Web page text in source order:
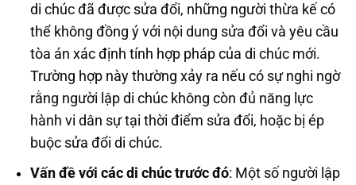
di chúc đã được sửa đổi, những người thừa kế có
thể không đồng ý với nội dung sửa đổi và yêu cầu
tòa án xác định tính hợp pháp của di chúc mới.
Trường hợp này thường xảy ra nếu có sự nghi ngờ
rằng người lập di chúc không còn đủ năng lực
hành vi dân sự tại thời điểm sửa đổi, hoặc bị ép
buộc sửa đổi di chúc.
Vấn đề với các di chúc trước đó: Một số người lập